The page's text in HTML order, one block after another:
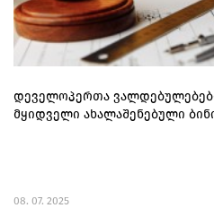
დეველოპერთა
მყიდველი ახალაშენებული
08. 07. 2025